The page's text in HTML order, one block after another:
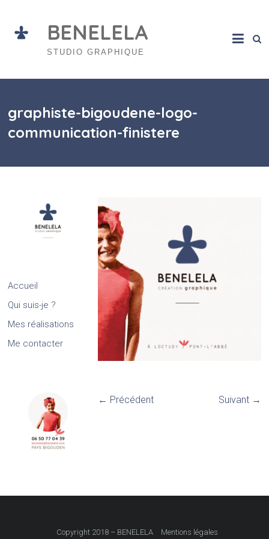
content
BENELELA
STUDIO GRAPHIQUE
graphiste-bigoudene-logo-
communication-finistere
← Précédent Suivant →
Accueil
Qui suis-je ?
Mes réalisations
Me contacter
Copyright 2018 – BENELELA Mentions légales